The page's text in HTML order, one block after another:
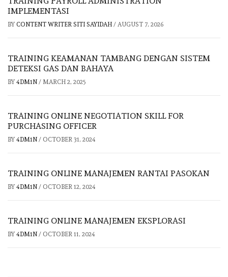
IMPLEMENTASI
BY CONTENT WRITER SITI SAYIDAH / AUGUST 7, 2026
TRAINING KEAMANAN TAMBANG DENGAN SISTEM
DETEKSI GAS DAN BAHAYA
BY 4DM1N / MARCH 2, 2025
TRAINING ONLINE NEGOTIATION SKILL FOR
PURCHASING OFFICER
BY 4DM1N / OCTOBER 31, 2024
TRAINING ONLINE MANAJEMEN RANTAI PASOKAN
BY 4DM1N / OCTOBER 12, 2024
TRAINING ONLINE MANAJEMEN EKSPLORASI
BY 4DM1N / OCTOBER 11, 2024